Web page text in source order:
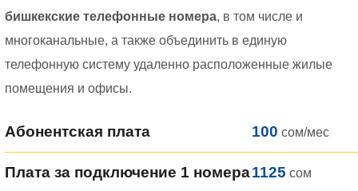
бишкекские телефонные номера, в том числе и
многоканальные, а также объединить в единую
телефонную систему удаленно расположенные жилые
помещения и офисы.
Абонентская плата 100 сом/мес
Плата за подключение 1 номера1125 сом